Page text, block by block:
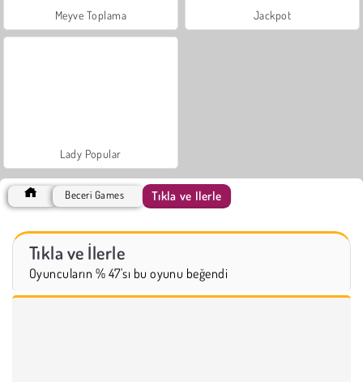
Meyve Toplama Jackpot
Lady Popular
Beceri Games Tıkla ve İlerle
Tıkla ve İlerle
Oyuncuların % 47'sı bu oyunu beğendi